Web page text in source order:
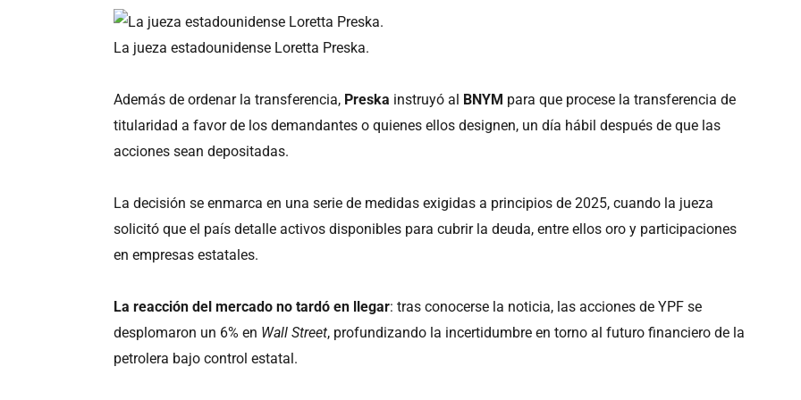
La jueza estadounidense Loretta Preska.
Además de ordenar la transferencia, Preska instruyó al BNYM para que procese la transferencia de
titularidad a favor de los demandantes o quienes ellos designen, un día hábil después de que las
acciones sean depositadas.
La decisión se enmarca en una serie de medidas exigidas a principios de 2025, cuando la jueza
solicitó que el país detalle activos disponibles para cubrir la deuda, entre ellos oro y participaciones
en empresas estatales.
La reacción del mercado no tardó en llegar: tras conocerse la noticia, las acciones de YPF se
desplomaron un 6% en Wall Street, profundizando la incertidumbre en torno al futuro financiero de la
petrolera bajo control estatal.